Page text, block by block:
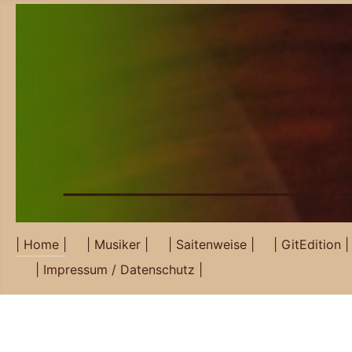
| Home | | Musiker | | Saitenweise |
| GitEdition |
| Impressum / Datenschutz |